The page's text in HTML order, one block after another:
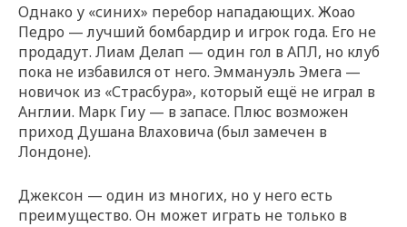
Однако у «синих» перебор нападающих. Жоао
Педро — лучший бомбардир и игрок года. Его не
продадут. Лиам Делап — один гол в АПЛ, но клуб
пока не избавился от него. Эммануэль Эмега —
новичок из «Страсбура», который ещё не играл в
Англии. Марк Гиу — в запасе. Плюс возможен
приход Душана Влаховича (был замечен в
Лондоне).
Джексон — один из многих, но у него есть
преимущество. Он может играть не только в